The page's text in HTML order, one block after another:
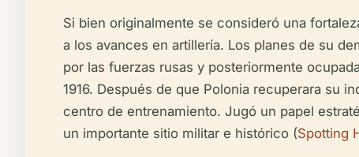
Si bien originalmente se consideró una
a los avances en artillería. Los planes de su
por las fuerzas rusas y posteriormente
1916. Después de que Polonia recuperara su
centro de entrenamiento. Jugó un papel
un importante sitio militar e histórico (Spotting